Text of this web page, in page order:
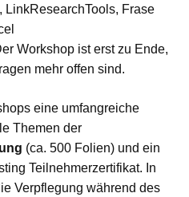
LinkResearchTools, Frase
Workshop ist erst zu Ende,
mehr offen sind.
eine umfangreiche
Themen der
(ca. 500 Folien) und ein
Teilnehmerzertifikat. In
Verpflegung während des